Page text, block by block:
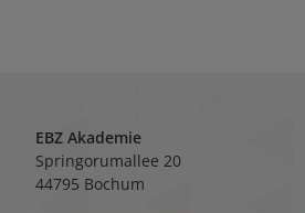
EBZ Akademie
Springorumallee 20
44795 Bochum